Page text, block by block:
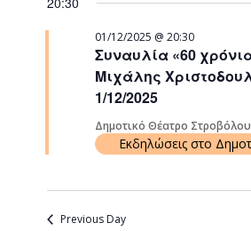
date.
Συναυλία «60
Μιχάλης
1/12/2025
01/12/2025 @ 20:30
Δημοτικό Θέατρο Στροβόλου
Εκδηλώσεις στο
Previous Day